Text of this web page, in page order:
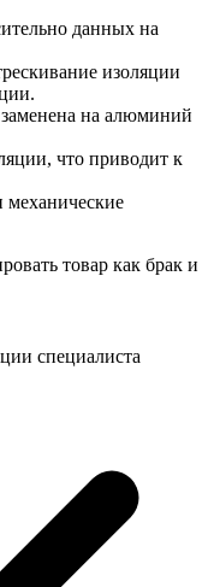
данных на
изоляции
заменена на алюминий
что приводит к
товар как брак и
специалиста